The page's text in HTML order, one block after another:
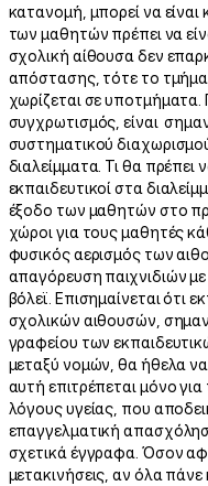
κατανομή, μπορεί να
των μαθητών πρέπει να
σχολική αίθουσα δεν
απόστασης, τότε το
χωρίζεται σε υποτμήματα.
συγχρωτισμός, είναι
συστηματικού
διαλείμματα. Τι θα πρέπει
εκπαιδευτικοί στα
έξοδο των μαθητών στο
χώροι για τους μαθητές
φυσικός αερισμός των
απαγόρευση παιχνιδιών
βόλεϊ. Επισημαίνεται ότι
σχολικών αιθουσών,
γραφείου των
μεταξύ νομών, θα ήθελα
αυτή επιτρέπεται μόνο
λόγους υγείας, που
επαγγελματική
σχετικά έγγραφα. Όσον
μετακινήσεις, αν όλα